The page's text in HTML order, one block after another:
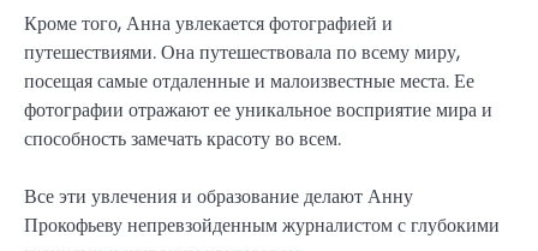
Кроме того, Анна увлекается фотографией и
путешествиями. Она путешествовала по всему миру,
посещая самые отдаленные и малоизвестные места. Ее
фотографии отражают ее уникальное восприятие мира и
способность замечать красоту во всем.
Все эти увлечения и образование делают Анну
Прокофьеву непревзойденным журналистом с глубокими